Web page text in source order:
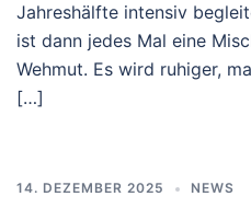
Jahreshälfte intensiv
ist dann jedes Mal eine
Wehmut. Es wird ruhiger,
[…]
14. DEZEMBER 2025 NEWS